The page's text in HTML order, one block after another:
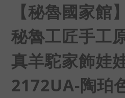
全館購物滿  ＄１８００  即享免運
００  購物金 ‧ 累積會員等
【秘魯國家館
秘魯工匠手工
真羊駝家飾娃
2172UA-陶珀